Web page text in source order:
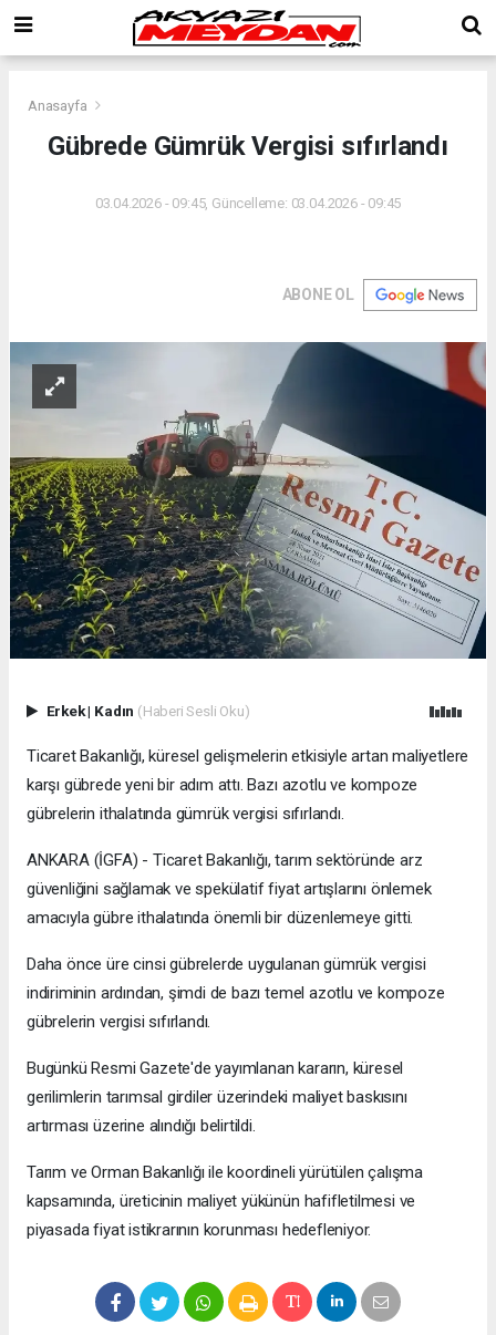
Anasayfa
Gübrede Gümrük Vergisi sıfırlandı
03.04.2026 - 09:45, Güncelleme: 03.04.2026 - 09:45
ABONE OL
Erkek| Kadın (Haberi Sesli Oku)
Ticaret Bakanlığı, küresel gelişmelerin etkisiyle artan maliyetlere
karşı gübrede yeni bir adım attı. Bazı azotlu ve kompoze
gübrelerin ithalatında gümrük vergisi sıfırlandı.
ANKARA (İGFA) - Ticaret Bakanlığı, tarım sektöründe arz
güvenliğini sağlamak ve spekülatif fiyat artışlarını önlemek
amacıyla gübre ithalatında önemli bir düzenlemeye gitti.
Daha önce üre cinsi gübrelerde uygulanan gümrük vergisi
indiriminin ardından, şimdi de bazı temel azotlu ve kompoze
gübrelerin vergisi sıfırlandı.
Bugünkü Resmi Gazete'de yayımlanan kararın, küresel
gerilimlerin tarımsal girdiler üzerindeki maliyet baskısını
artırması üzerine alındığı belirtildi.
Tarım ve Orman Bakanlığı ile koordineli yürütülen çalışma
kapsamında, üreticinin maliyet yükünün hafifletilmesi ve
piyasada fiyat istikrarının korunması hedefleniyor.